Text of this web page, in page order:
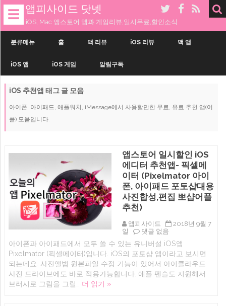
☰ 앱피사이드 닷넷
iOS, Mac 앱스토어 앱과 게임리뷰,일시무료,할인소식
로
건
너
분류메뉴 홈 맥 리뷰 iOS 리뷰 맥 앱
iOS 앱 iOS 게임 알림구독
iOS 추천앱 태그 글 모음
아이폰, 아이패드, 애플워치, iMessage에서 사용할만한 무료, 유료 추천 앱(어
플) 모음입니다.
앱스토어 일시할인 iOS
에디터 추천앱- 픽셀메
이터 (Pixelmator 아이
폰, 아이패드 포토샵대용
사진합성,편집 뽀샵어플
추천)
앱피사이드
2018년 9월 7
일
앱
토
어
일
시
할
댓글 없음
아이폰과 아이패드에서 모두 쓸 수 있는 유니버설 iOS앱
Pixelmator (픽셀메이터)입니다. iOS의 포토샵 앱이라고 보시면
되는데요. 사진앨범 원본파일 수정 기능이 있어서 아이클라우드
사진 드라이브에도 바로 적용가능합니다. 애플 펜슬도 지원해서
브러시로 그림을 그릴… 더 읽기 »